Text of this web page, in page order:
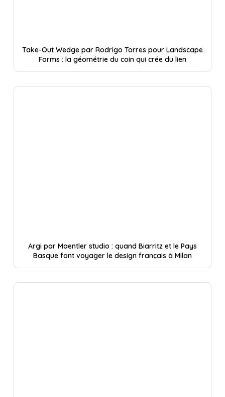
Take-Out Wedge par Rodrigo Torres pour Landscape
Forms : la géométrie du coin qui crée du lien
Argi par Maentler studio : quand Biarritz et le Pays
Basque font voyager le design français à Milan